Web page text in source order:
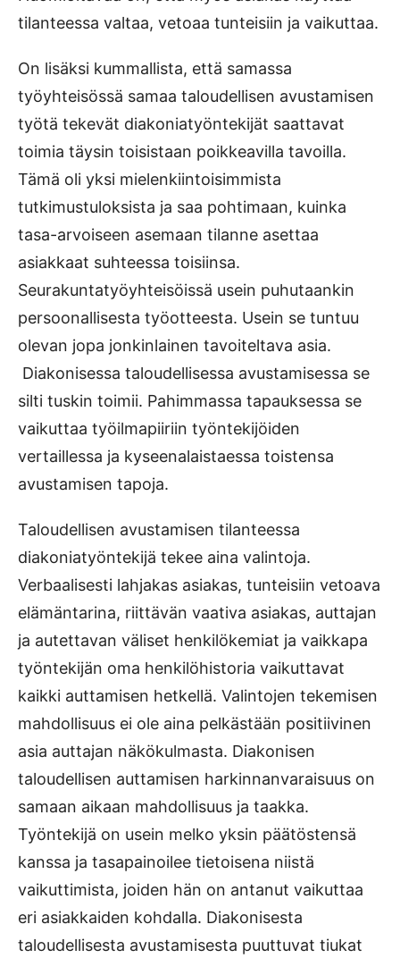
tilanteessa valtaa, vetoaa tunteisiin ja vaikuttaa.
On lisäksi kummallista, että samassa
työyhteisössä samaa taloudellisen avustamisen
työtä tekevät diakoniatyöntekijät saattavat
toimia täysin toisistaan poikkeavilla tavoilla.
Tämä oli yksi mielenkiintoisimmista
tutkimustuloksista ja saa pohtimaan, kuinka
tasa-arvoiseen asemaan tilanne asettaa
asiakkaat suhteessa toisiinsa.
Seurakuntatyöyhteisöissä usein puhutaankin
persoonallisesta työotteesta. Usein se tuntuu
olevan jopa jonkinlainen tavoiteltava asia.
Diakonisessa taloudellisessa avustamisessa se
silti tuskin toimii. Pahimmassa tapauksessa se
vaikuttaa työilmapiiriin työntekijöiden
vertaillessa ja kyseenalaistaessa toistensa
avustamisen tapoja.
Taloudellisen avustamisen tilanteessa
diakoniatyöntekijä tekee aina valintoja.
Verbaalisesti lahjakas asiakas, tunteisiin vetoava
elämäntarina, riittävän vaativa asiakas, auttajan
ja autettavan väliset henkilökemiat ja vaikkapa
työntekijän oma henkilöhistoria vaikuttavat
kaikki auttamisen hetkellä. Valintojen tekemisen
mahdollisuus ei ole aina pelkästään positiivinen
asia auttajan näkökulmasta. Diakonisen
taloudellisen auttamisen harkinnanvaraisuus on
samaan aikaan mahdollisuus ja taakka.
Työntekijä on usein melko yksin päätöstensä
kanssa ja tasapainoilee tietoisena niistä
vaikuttimista, joiden hän on antanut vaikuttaa
eri asiakkaiden kohdalla. Diakonisesta
taloudellisesta avustamisesta puuttuvat tiukat